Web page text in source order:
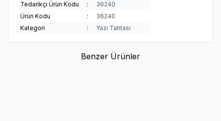
Tedarikçi Ürün Kodu
:
36240
Ürün Kodu
:
36240
Kategori
: Yazı Tahtası
Benzer Ürünler